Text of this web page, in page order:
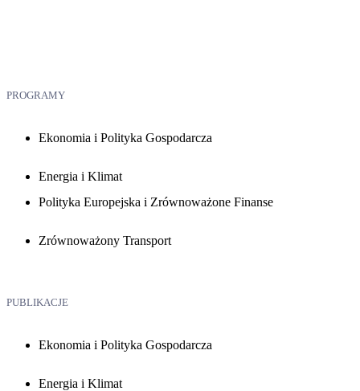
PROGRAMY
Ekonomia i Polityka Gospodarcza
Energia i Klimat
Polityka Europejska i Zrównoważone Finanse
Zrównoważony Transport
PUBLIKACJE
Ekonomia i Polityka Gospodarcza
Energia i Klimat